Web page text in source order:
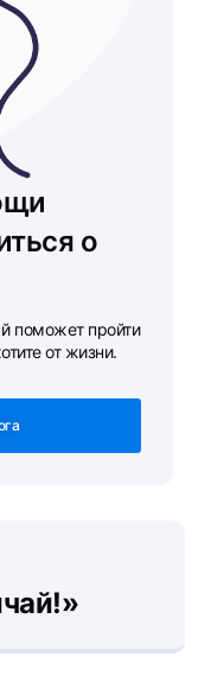
о
поможет пройти
от жизни.